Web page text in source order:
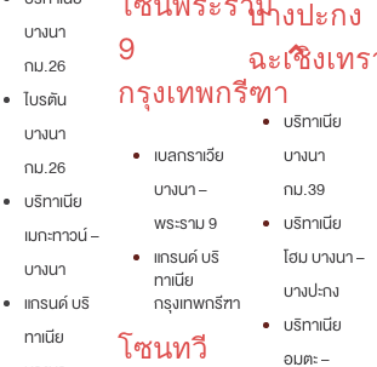
บางนา
กม.26
ไบรตัน
บางนา
กม.26
บริทาเนีย
เมกะทาวน์ –
บางนา
แกรนด์ บริ
ทาเนีย
9
กรุงเทพกรีฑา
เบลกราเวีย
บางนา –
พระราม 9
แกรนด์ บริ
ทาเนีย
กรุงเทพกรีฑา
โซนทวี
บางปะกง
ฉะเชิงเท
บริทาเนีย
บางนา
กม.39
บริทาเนีย
โฮม บางนา –
บางปะกง
บริทาเนีย
อมตะ –